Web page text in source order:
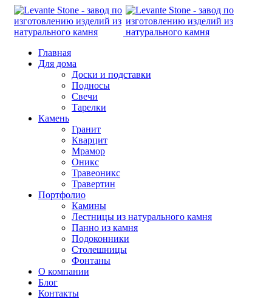
Главная
Для дома
Доски и подставки
Подносы
Свечи
Тарелки
Камень
Гранит
Кварцит
Мрамор
Оникс
Травеоникс
Травертин
Портфолио
Камины
Лестницы из натурального камня
Панно из камня
Подоконники
Столешницы
Фонтаны
О компании
Блог
Контакты